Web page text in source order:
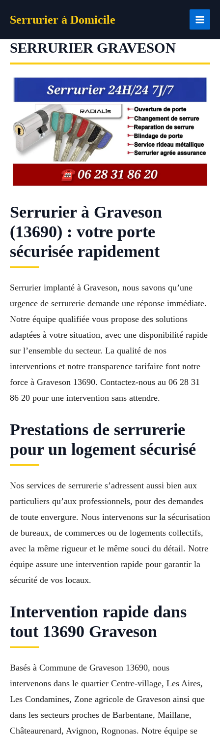
Serrurier à Domicile
SERRURIER GRAVESON
Serrurier à Graveson
(13690) : votre porte
sécurisée rapidement
Serrurier implanté à Graveson, nous savons qu’une
urgence de serrurerie demande une réponse immédiate.
Notre équipe qualifiée vous propose des solutions
adaptées à votre situation, avec une disponibilité rapide
sur l’ensemble du secteur. La qualité de nos
interventions et notre transparence tarifaire font notre
force à Graveson 13690. Contactez-nous au 06 28 31
86 20 pour une intervention sans attendre.
Prestations de serrurerie
pour un logement sécurisé
Nos services de serrurerie s’adressent aussi bien aux
particuliers qu’aux professionnels, pour des demandes
de toute envergure. Nous intervenons sur la sécurisation
de bureaux, de commerces ou de logements collectifs,
avec la même rigueur et le même souci du détail. Notre
équipe assure une intervention rapide pour garantir la
sécurité de vos locaux.
Intervention rapide dans
tout 13690 Graveson
Basés à Commune de Graveson 13690, nous
intervenons dans le quartier Centre-village, Les Aires,
Les Condamines, Zone agricole de Graveson ainsi que
dans les secteurs proches de Barbentane, Maillane,
Châteaurenard, Avignon, Rognonas. Notre équipe se